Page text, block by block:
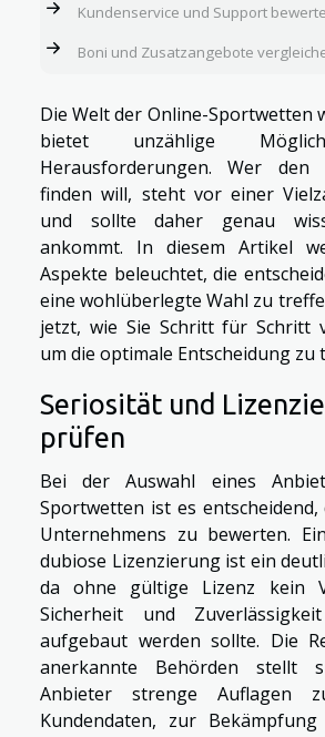
Kundenservice und Support
Boni und Zusatzangebote
Die Welt der Online-Sportwetten
bietet unzählige
Herausforderungen. Wer den
finden will, steht vor einer
und sollte daher genau
ankommt. In diesem Artikel
Aspekte beleuchtet, die
eine wohlüberlegte Wahl zu
jetzt, wie Sie Schritt für Schritt
um die optimale Entscheidung zu
Seriosität und
prüfen
Bei der Auswahl eines
Sportwetten ist es entscheidend,
Unternehmens zu bewerten.
dubiose Lizenzierung ist ein
da ohne gültige Lizenz kein
Sicherheit und
aufgebaut werden sollte. Die
anerkannte Behörden stellt
Anbieter strenge Auflagen
Kundendaten, zur Bekämpfung